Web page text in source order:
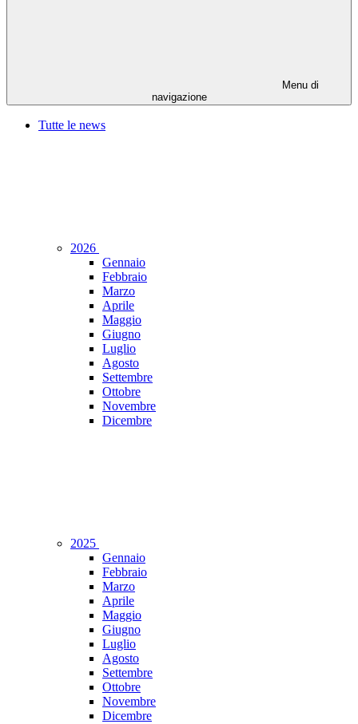
Menu di
navigazione
Tutte le news
2026
Gennaio
Febbraio
Marzo
Aprile
Maggio
Giugno
Luglio
Agosto
Settembre
Ottobre
Novembre
Dicembre
2025
Gennaio
Febbraio
Marzo
Aprile
Maggio
Giugno
Luglio
Agosto
Settembre
Ottobre
Novembre
Dicembre